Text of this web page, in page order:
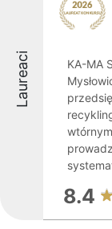
Laureaci
KA-MA
8.4